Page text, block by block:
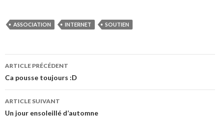
ASSOCIATION INTERNET SOUTIEN
Navigation
des
articles
ARTICLE PRÉCÉDENT
Ca pousse toujours :D
ARTICLE SUIVANT
Un jour ensoleillé d’automne